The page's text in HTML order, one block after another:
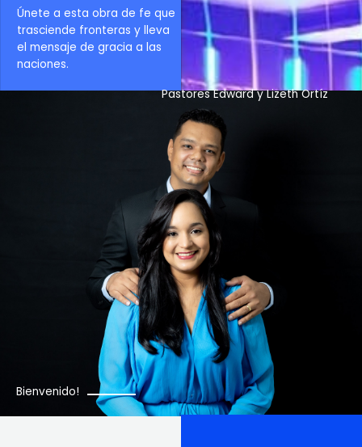
Bienvenido!
Pastores Edward y Lizeth Ortíz
Únete a esta obra de fe que
trasciende fronteras y lleva
el mensaje de gracia a las
naciones.